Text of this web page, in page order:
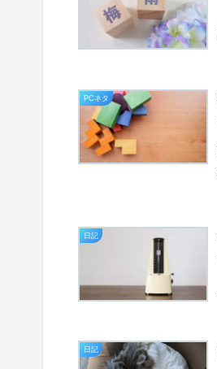
PCネタ
日記
日記